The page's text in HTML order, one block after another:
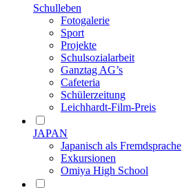
Schulleben
Fotogalerie
Sport
Projekte
Schulsozialarbeit
Ganztag AG’s
Cafeteria
Schülerzeitung
Leichhardt-Film-Preis
JAPAN
Japanisch als Fremdsprache
Exkursionen
Omiya High School